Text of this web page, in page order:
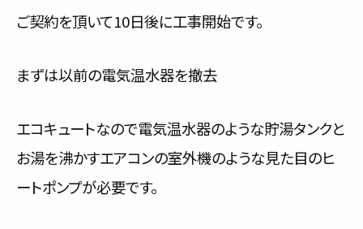
ご契約を頂いて10日後に工事開始です。
まずは以前の電気温水器を撤去
エコキュートなので電気温水器のような貯湯タンクと
お湯を沸かすエアコンの室外機のような見た目のヒ
ートポンプが必要です。